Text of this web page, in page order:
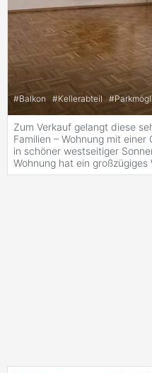
#Balkon #Kellerabteil #
Zum Verkauf gelangt diese
Familien – Wohnung mit
in schöner westseitiger
Wohnung hat ein großzügiges